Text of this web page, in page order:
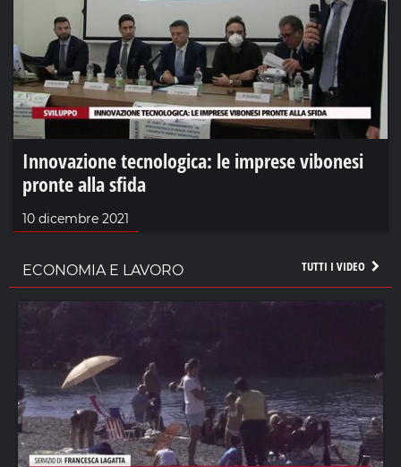
Innovazione tecnologica: le imprese vibonesi
pronte alla sfida
10 dicembre 2021
TUTTI I VIDEO
ECONOMIA E LAVORO